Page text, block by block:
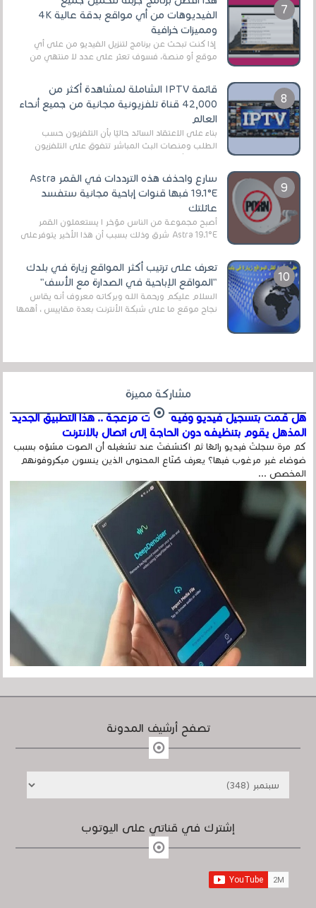
الفيديوهات من أي مواقع بدقة عالية 4K
ومميزات خرافية
إذا كنت تبحث عن برنامج لتنزيل الفيديو من على أي
موقع أو منصة، فسوف تعثر على عدد لا منتهي من
قائمة IPTV الشاملة لمشاهدة أكثر من
42,000 قناة تلفزيونية مجانية من جميع أنحاء
العالم
بناءً على الاعتقاد السائد حاليًا بأن التلفزيون حسب
الطلب ومنصات البث المباشر تتفوق على التلفزيون
سارع واحذف هذه الترددات في القمر Astra
19.1°E فبها قنوات إباحية مجانية ستفسد
عائلتك
أصبح مجموعة من الناس مؤخر ا يستعملون القمر
Astra 19.1°E شرق وذلك بسبب أن هذا الأخير يتوفرعلى
تعرف على ترتيب أكثر المواقع زيارة في بلدك
"المواقع الإباحية في الصدارة مع الأسف"
السلام عليكم ورحمة الله وبركاته معروف أنه يقاس
نجاح موقع ما على شبكة الأنترنت بعدة مقاييس ، أهمها
مشاركة مميزة
هل قمت بتسجيل فيديو وفيه أصوت مزعجة .. هذا التطبيق الجديد
المذهل يقوم بتنظيفه دون الحاجة إلى اتصال بالإنترنت
كم مرة سجلتَ فيديو رائعًا ثم اكتشفتَ عند تشغيله أن الصوت مشوّه بسبب
ضوضاء غير مرغوب فيها؟ يعرف صُنّاع المحتوى الذين ينسون ميكروفونهم
المخصص ...
تصفح أرشيف المدونة
إشترك في قناتي على اليوتوب